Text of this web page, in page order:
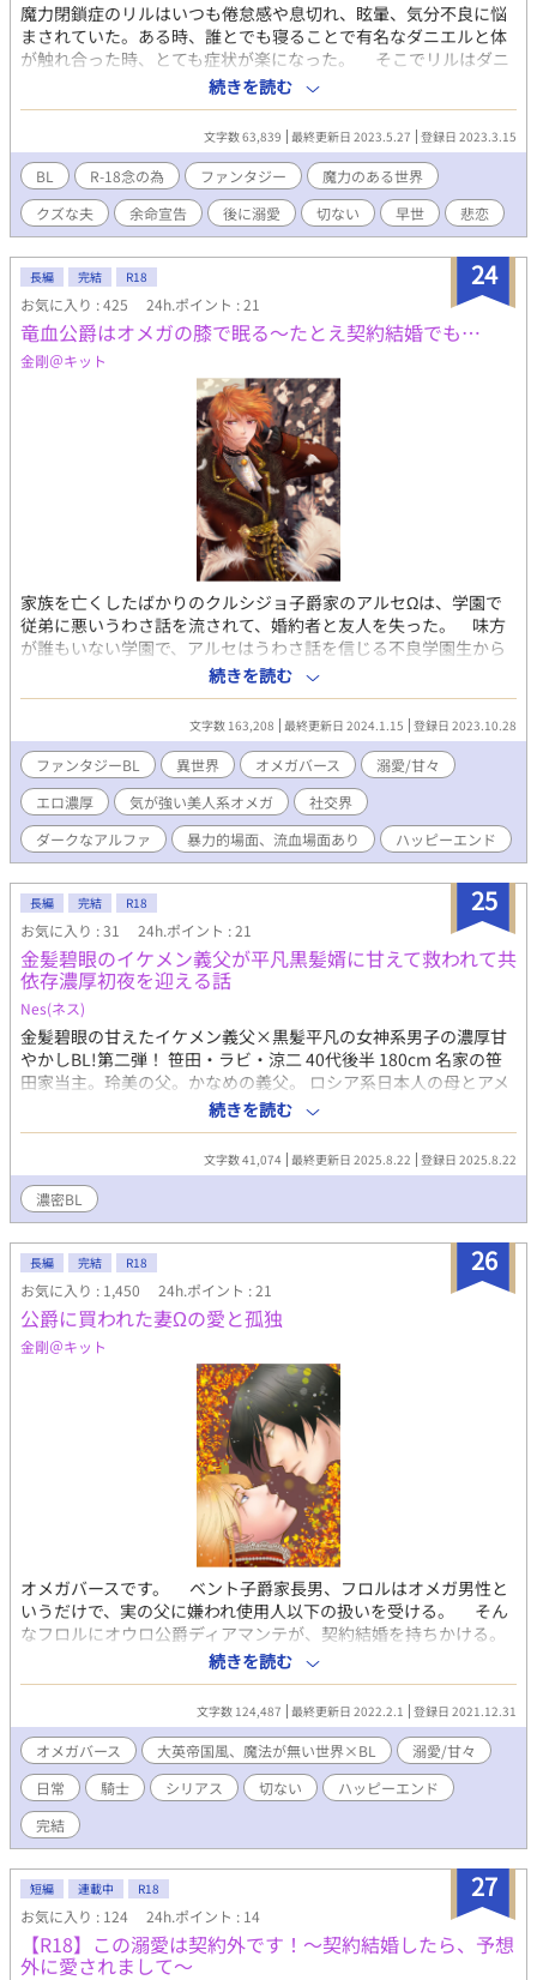
魔力閉鎖症のリルはいつも倦怠感や息切れ、眩暈、気分不良に悩
まされていた。ある時、誰とでも寝ることで有名なダニエルと体
が触れ合った時、とても症状が楽になった。 そこでリルはダニ
エルの傍にいるために、ダニエルに家族になってほしいとお願い
する。 ダニエルは没落した家の子で、本人も怠惰な生活をして
いるから周囲は大反対。 リルはなんとかダニエルと家族も説得
してなんと期限付きの契約結婚だが結婚できることになった。ダ
ニエルには、没落した家門が復活するまで利用してやると言わ
れ、大喜びのリル。 たまに手を繋いでくれることに大満足。
「どうしておれを信じられるんだ？」と言われて、「あなたが本
気になれはわ叶わないことなんて、ありません。それに私はあな
たが、貴族であろうとなかろうと気にしません。あなたはあなた
なんですから。（興味があるのはあなたの体質だけなんで）」
ダニエルはどんな扱いをしても、自分を信じて無償で愛をくれる
リルをいつしか愛するようになった。そんなことはリルは知らな
くて、彼の領地も復興したし、自分の余命を宣言された年になっ
たのでダニエルと離婚しようとする。だけど列車に止めてでも、
ダニエルはリルを追いかけて、「出ていくことは許さない」とダ
ニエルに抱きしめられる。え、なんで？ 主人公が早世します。 軽
く読めますが、タイトルの割には暗いお話と思う方もいます。 苦
手な方や不安に思う方は注意してください。 小説なろうにさんの
ムーンライトで先行登録しています。男性妊娠可能な世界観で
す。 感想いただけると嬉しいです。
続きを読む
文字数 63,839 最終更新日 2023.5.27 登録日 2023.3.15
BL R-18念の為 ファンタジー
魔力のある世界
クズな夫
余命宣告 後に溺愛 切ない 早世 悲恋
24
長編 完結 R18
お気に入り : 425 24h.ポイント : 21
竜血公爵はオメガの膝で眠る～たとえ契約結婚でも…
金剛＠キット
家族を亡くしたばかりのクルシジョ子爵家のアルセΩは、学園で
従弟に悪いうわさ話を流されて、婚約者と友人を失った。 味方
が誰もいない学園で、アルセはうわさ話を信じる不良学園生から
嫌がらせを受け、強姦されそうになる。学園を訪れていた竜の血
をひくグラーシア公爵エスパーダαが、暴行を受けるアルセを見つ
け止めに入った。 …暴行の傷が癒え、学園生活に復帰しようと
したアルセに『お前の嫁ぎ先が決まった』と、叔父に突然言い渡
される。 だが自分が嫁ぐ相手が誰かを知り、アルセは絶望し自
暴自棄になる。 そんな時に自分を救ってくれたエスパーダと再会
する。 望まない相手に嫁がされそうになったアルセは、エスパ
ーダに契約結婚を持ちかけられ承諾する。 この時アルセは知ら
なかった。 グラーシア公爵エスパーダは社交界で、呪われた血
ルユル設定のオメガバースです。どうかご容赦を！ 😨暴力的な描
写、血生臭い騎士同士の戦闘、殺人の描写があります。流血場面
が苦手な方はご注意を！ 😍後半エロが濃厚となります！嫌いな方
はご注意を！
続きを読む
文字数 163,208 最終更新日 2024.1.15 登録日 2023.10.28
ファンタジーBL 異世界 オメガバース
溺愛/甘々
エロ濃厚
気が強い美人系オメガ
社交界
ダークなアルファ
暴力的場面、流血場面あり ハッピーエンド
25
長編 完結 R18
お気に入り : 31 24h.ポイント : 21
金髪碧眼のイケメン義父が平凡黒髪婿に甘えて救われて共
依存濃厚初夜を迎える話
Nes(ネス)
金髪碧眼の甘えたイケメン義父×黒髪平凡の女神系男子の濃厚甘
やかしBL!第二弾！ 笹田・ラビ・涼二 40代後半 180cm 名家の笹
田家当主。玲美の父。かなめの義父。 ロシア系日本人の母とアメ
リカ人の父を持つ。 あることがきっかけで人生にはどうにもなら
ないことをしり、 何事にも無関心だったが、あることで救われ
た。 金髪に碧眼、ラグビーで鍛えた身体は程よく筋肉がついてお
り、体質なのか焼けずに白肌。美形だが、男にしか興味が無い。
いつも冷静沈着で厳格な人なのだが、かなめには…。 笹田かなめ
23歳 170cm 黒髪、中肉中背の平凡顔。玲美の夫。 同棲愛者だ
か、ある事情で期限付きの契約結婚をしている。 涼二が自分だけ
に甘える姿がたまらなく好き。 拘束、玩具、結腸責め、イマラ、
スパンキング、尿道責めetc. -------------------------------------- 下記
の作品をお読み頂くとより楽しめます！ 前作
▶https://www.alphapolis.co.jp/novel/236578036/328988290
続きを読む
文字数 41,074 最終更新日 2025.8.22 登録日 2025.8.22
濃密BL
26
長編 完結 R18
お気に入り : 1,450 24h.ポイント : 21
公爵に買われた妻Ωの愛と孤独
金剛＠キット
オメガバースです。 ベント子爵家長男、フロルはオメガ男性と
いうだけで、実の父に嫌われ使用人以下の扱いを受ける。 そん
なフロルにオウロ公爵ディアマンテが、契約結婚を持ちかける。
跡継ぎの子供を1人産めば後は離婚してその後の生活を保障する
という条件で。 フロルは迷わず受け入れ、公爵と秘密の結婚を
し、公爵家の別邸… 白亜の邸へと囲われる。 契約結婚のはず
なのに、なぜか公爵はフロルを運命の番のように扱い、心も身体
もトロトロに溶かされてゆく。 後半からハードな展開アリ。
オメガバース初挑戦作なので、あちこち物語に都合の良い、ゆる
ゆる設定です。イチャイチャとエロを多めに書きたくて始めまし
た♡ 苦手な方はスルーして下さい。
続きを読む
文字数 124,487 最終更新日 2022.2.1 登録日 2021.12.31
オメガバース 大英帝国風、魔法が無い世界×BL
溺愛/甘々
日常
騎士 シリアス 切ない
ハッピーエンド
完結
27
短編 連載中 R18
お気に入り : 124 24h.ポイント : 14
【R18】この溺愛は契約外です！～契約結婚したら、予想
外に愛されまして～